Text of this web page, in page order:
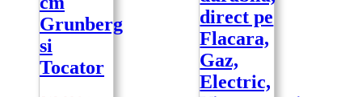
Grunberg
si
Tocator
direct pe
Flacara,
Gaz,
Electric,